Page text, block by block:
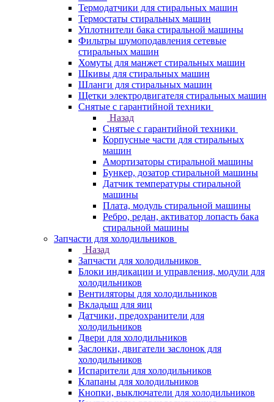
Термодатчики для стиральных машин
Термостаты стиральных машин
Уплотнители бака стиральной машины
Фильтры шумоподавления сетевые
стиральных машин
Хомуты для манжет стиральных машин
Шкивы для стиральных машин
Шланги для стиральных машин
Щетки электродвигателя стиральных машин
Снятые с гарантийной техники
Назад
Снятые с гарантийной техники
Корпусные части для стиральных
машин
Амортизаторы стиральной машины
Бункер, дозатор стиральной машины
Датчик температуры стиральной
машины
Плата, модуль стиральной машины
Ребро, редан, активатор лопасть бака
стиральной машины
Запчасти для холодильников
Назад
Запчасти для холодильников
Блоки индикации и управления, модули для
холодильников
Вентиляторы для холодильников
Вкладыш для яиц
Датчики, предохранители для
холодильников
Двери для холодильников
Заслонки, двигатели заслонок для
холодильников
Испарители для холодильников
Клапаны для холодильников
Кнопки, выключатели для холодильников